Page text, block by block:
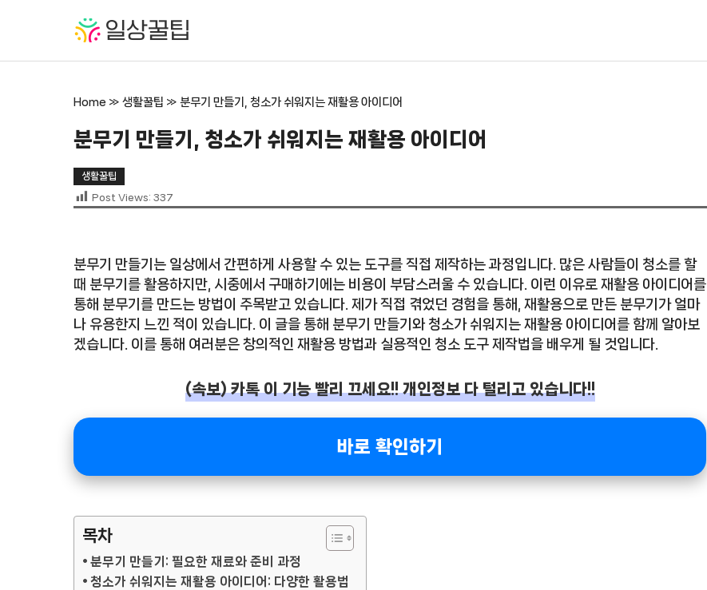
Home » 생활꿀팁 » 분무기 만들기, 청소가 쉬워지는 재활용 아이디어
분무기 만들기, 청소가 쉬워지는 재활용 아이디어
생활꿀팁
Post Views: 337
분무기 만들기는 일상에서 간편하게 사용할 수 있는 도구를 직접 제작하는 과정입니다. 많은 사람들이 청소를 할
때 분무기를 활용하지만, 시중에서 구매하기에는 비용이 부담스러울 수 있습니다. 이런 이유로 재활용 아이디어를
통해 분무기를 만드는 방법이 주목받고 있습니다. 제가 직접 겪었던 경험을 통해, 재활용으로 만든 분무기가 얼마
나 유용한지 느낀 적이 있습니다. 이 글을 통해 분무기 만들기와 청소가 쉬워지는 재활용 아이디어를 함께 알아보
겠습니다. 이를 통해 여러분은 창의적인 재활용 방법과 실용적인 청소 도구 제작법을 배우게 될 것입니다.
(속보) 카톡 이 기능 빨리 끄세요!! 개인정보 다 털리고 있습니다!!
바로 확인하기
목차
분무기 만들기: 필요한 재료와 준비 과정
청소가 쉬워지는 재활용 아이디어: 다양한 활용법